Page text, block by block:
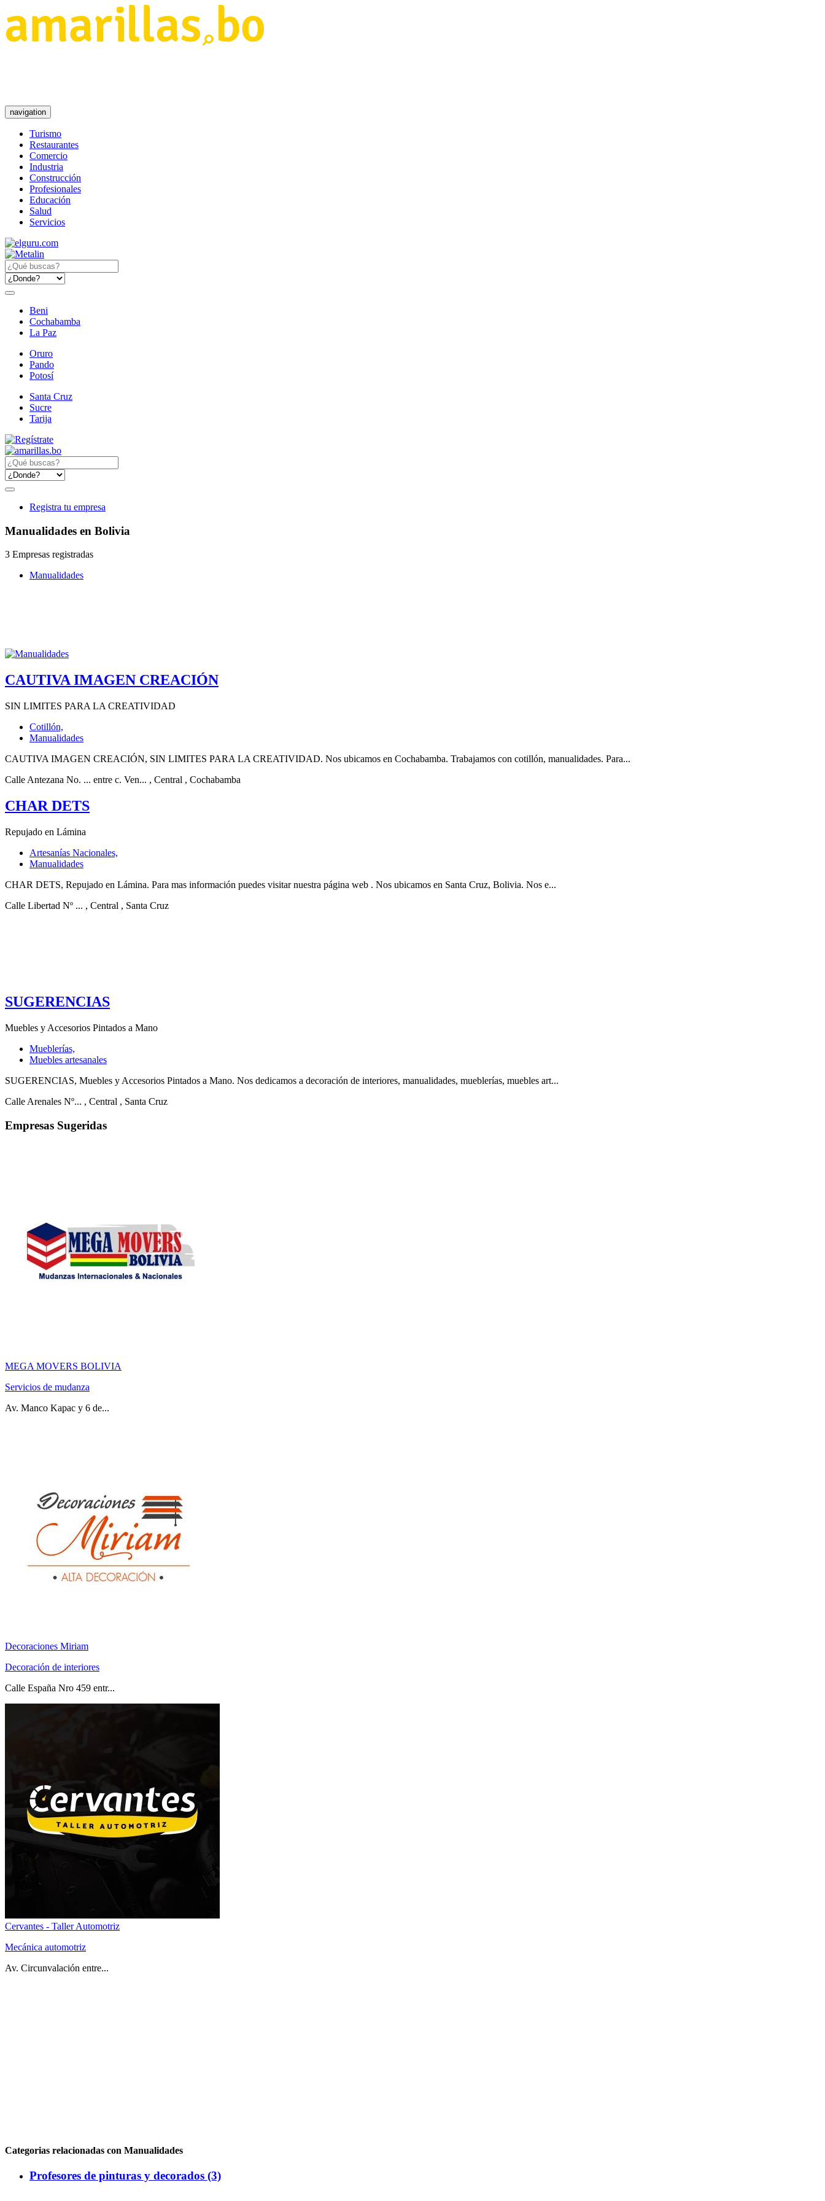
navigation
Turismo
Restaurantes
Comercio
Industria
Construcción
Profesionales
Educación
Salud
Servicios
Beni
Cochabamba
La Paz
Oruro
Pando
Potosí
Santa Cruz
Sucre
Tarija
Registra tu empresa
Manualidades en Bolivia
3 Empresas registradas
Manualidades
CAUTIVA IMAGEN CREACIÓN
SIN LIMITES PARA LA CREATIVIDAD
Cotillón,
Manualidades
CAUTIVA IMAGEN CREACIÓN, SIN LIMITES PARA LA CREATIVIDAD. Nos ubicamos en Cochabamba. Trabajamos con cotillón, manualidades. Para...
Calle Antezana No. ... entre c. Ven... , Central , Cochabamba
CHAR DETS
Repujado en Lámina
Artesanías Nacionales,
Manualidades
CHAR DETS, Repujado en Lámina. Para mas información puedes visitar nuestra página web . Nos ubicamos en Santa Cruz, Bolivia. Nos e...
Calle Libertad Nº ... , Central , Santa Cruz
SUGERENCIAS
Muebles y Accesorios Pintados a Mano
Mueblerías,
Muebles artesanales
SUGERENCIAS, Muebles y Accesorios Pintados a Mano. Nos dedicamos a decoración de interiores, manualidades, mueblerías, muebles art...
Calle Arenales Nº... , Central , Santa Cruz
Empresas Sugeridas
MEGA MOVERS BOLIVIA
Servicios de mudanza
Av. Manco Kapac y 6 de...
Decoraciones Miriam
Decoración de interiores
Calle España Nro 459 entr...
Cervantes - Taller Automotriz
Mecánica automotriz
Av. Circunvalación entre...
Categorias relacionadas con Manualidades
Profesores de pinturas y decorados (3)